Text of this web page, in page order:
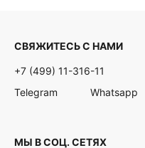
СВЯЖИТЕСЬ С НАМИ
+7 (499) 11-316-11
Telegram
Whatsapp
МЫ В СОЦ. СЕТЯХ